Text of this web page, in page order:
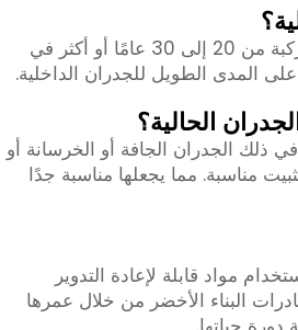
عند تركيبها وصيانتها بشكل صحيح، يمكن أن تدوم ألواح الألومنيوم المركبة من 20 إلى 30 عامًا أو أكثر في
على المدى الطويل للجدران الداخلية.
الحالية؟
ذلك الجدران الجافة أو الخرسانة أو
مناسبة. مما يجعلها مناسبة جدًا
مواد قابلة لإعادة التدوير
البناء الأخضر من خلال عمرها